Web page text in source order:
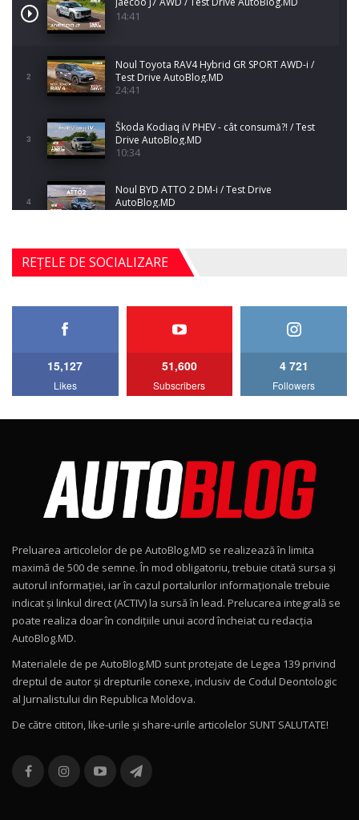
14:41
2
Noul Toyota RAV4 Hybrid GR SPORT AWD-i /
Test Drive AutoBlog.MD
24:41
3
Škoda Kodiaq iV PHEV - cât consumă?! / Test
Drive AutoBlog.MD
10:34
4
Noul BYD ATTO 2 DM-i / Test Drive
AutoBlog.MD
5
Noul Mercedes-Benz S-Class facelift (S 580
4MATIC V223) / Test Drive AutoBlog.MD
27:33
AutoBlog.MD
15:08
Noul Geely EX2 / Test Drive AutoBlog.MD
15:22
Mercedes-AMG E 53 HYBRID 4MATIC+ / Test
Drive AutoBlog.MD
16:27
11
Noul Volvo ES90 / Test Drive AutoBlog.MD
12
Noul MG HS / Test Drive AutoBlog.MD
16:48
13
combină aventura cu luxul / AutoBlog.MD
36:08
REȚELE DE SOCIALIZARE
15,127
Likes
51,600
Subscribers
4 721
Followers
Preluarea articolelor de pe AutoBlog.MD se realizează în limita
maximă de 500 de semne. În mod obligatoriu, trebuie citată sursa și
autorul informației, iar în cazul portalurilor informaționale trebuie
indicat și linkul direct (ACTIV) la sursă în lead. Prelucarea integrală se
poate realiza doar în condițiile unui acord încheiat cu redacţia
AutoBlog.MD.
Materialele de pe AutoBlog.MD sunt protejate de Legea 139 privind
dreptul de autor și drepturile conexe, inclusiv de Codul Deontologic
al Jurnalistului din Republica Moldova.
De către cititori, like-urile şi share-urile articolelor SUNT SALUTATE!